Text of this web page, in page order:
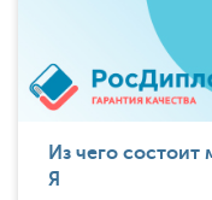
Из чего состоит
Я